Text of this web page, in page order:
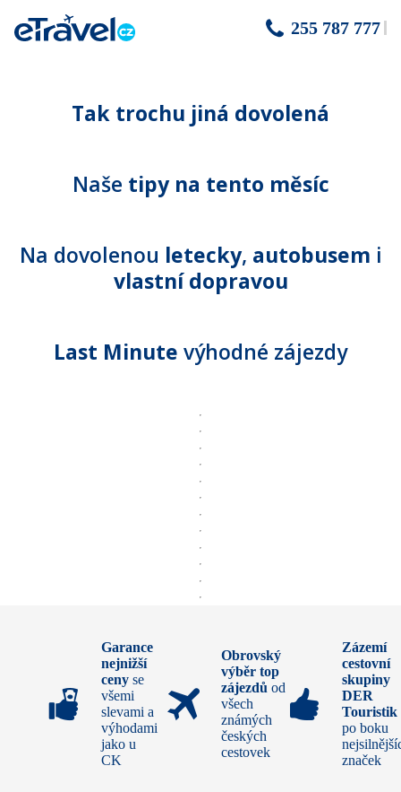
255 787 777
Tak trochu jiná dovolená
Naše tipy na tento měsíc
Na dovolenou letecky, autobusem i
vlastní dopravou
Last Minute výhodné zájezdy
Garance
nejnižší
cenyse
všemi
slevami a
výhodami
jako u
CK
Obrovský
výběr top
zájezdů od
všech
známých
českých
cestovek
Zázemí
cestovní
skupiny
DER
Touristik
po boku
značek